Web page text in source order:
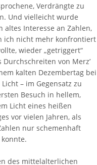
Verdrängte zu
Und vielleicht wurde
altes Interesse an Zahlen,
ich nicht mehr konfrontiert
wieder „getriggert“
Durchschreiten von Merz’
kalten Dezembertag bei
– im Gegensatz zu
Besuch in hellem,
Licht eines heißen
vor vielen Jahren, als
nur schemenhaft
des mittelalterlichen